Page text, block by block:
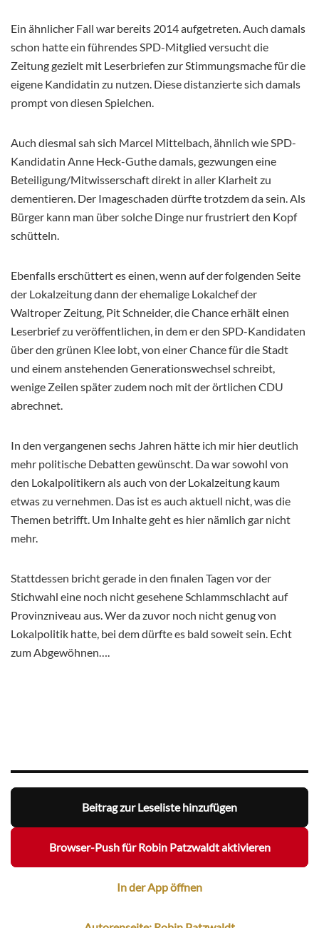
Ein ähnlicher Fall war bereits 2014 aufgetreten. Auch damals
schon hatte ein führendes SPD-Mitglied versucht die
Zeitung gezielt mit Leserbriefen zur Stimmungsmache für die
eigene Kandidatin zu nutzen. Diese distanzierte sich damals
prompt von diesen Spielchen.
Auch diesmal sah sich Marcel Mittelbach, ähnlich wie SPD-
Kandidatin Anne Heck-Guthe damals, gezwungen eine
Beteiligung/Mitwisserschaft direkt in aller Klarheit zu
dementieren. Der Imageschaden dürfte trotzdem da sein. Als
Bürger kann man über solche Dinge nur frustriert den Kopf
schütteln.
Ebenfalls erschüttert es einen, wenn auf der folgenden Seite
der Lokalzeitung dann der ehemalige Lokalchef der
Waltroper Zeitung, Pit Schneider, die Chance erhält einen
Leserbrief zu veröffentlichen, in dem er den SPD-Kandidaten
über den grünen Klee lobt, von einer Chance für die Stadt
und einem anstehenden Generationswechsel schreibt,
wenige Zeilen später zudem noch mit der örtlichen CDU
abrechnet.
In den vergangenen sechs Jahren hätte ich mir hier deutlich
mehr politische Debatten gewünscht. Da war sowohl von
den Lokalpolitikern als auch von der Lokalzeitung kaum
etwas zu vernehmen. Das ist es auch aktuell nicht, was die
Themen betrifft. Um Inhalte geht es hier nämlich gar nicht
mehr.
Stattdessen bricht gerade in den finalen Tagen vor der
Stichwahl eine noch nicht gesehene Schlammschlacht auf
Provinzniveau aus. Wer da zuvor noch nicht genug von
Lokalpolitik hatte, bei dem dürfte es bald soweit sein. Echt
zum Abgewöhnen….
Beitrag zur Leseliste hinzufügen
Browser-Push für Robin Patzwaldt aktivieren
In der App öffnen